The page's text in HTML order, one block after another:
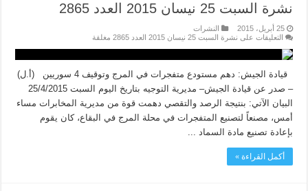
نشرة السبت 25 نيسان 2015 العدد 2865
25 أبريل، 2015
النشرات
التعليقات على نشرة السبت 25 نيسان 2015 العدد 2865 مغلقة
قيادة الجيش: دهم مستودع متفجرات في المرج وتوقيف 4 سوريين (أ.ل)
– صدر عن قيادة الجيش– مديرية التوجيه بتاريخ اليوم السبت 25/4/2015
البيان الآتي: بنتيجة الرصد والتقصي دهمت قوة من مديرية المخابرات مساء
أمس، مصنعاً لتصنيع المتفجرات في محلة المرج في البقاع، كان يقوم
بإعادة تصنيع مادة السماد ...
أكمل القراءة »